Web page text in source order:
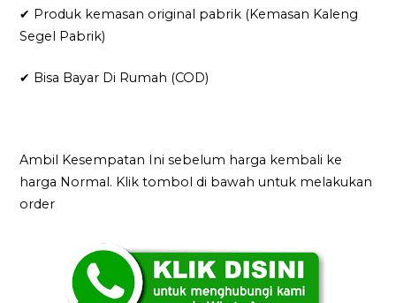
✔ Produk kemasan original pabrik (Kemasan Kaleng
Segel Pabrik)
✔ Bisa Bayar Di Rumah (COD)
Ambil Kesempatan Ini sebelum harga kembali ke
harga Normal. Klik tombol di bawah untuk melakukan
order